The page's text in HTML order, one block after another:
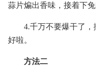
蒜片煸出香味，接着下兔
4.千万不要爆干了
好啦。
方法二